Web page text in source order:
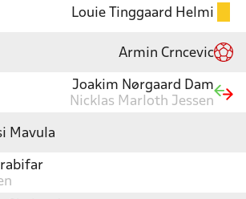
Louie Tinggaard Helmi
Armin Crncevic
Joakim Nørgaard Dam
Nicklas Marloth Jessen
Mavula